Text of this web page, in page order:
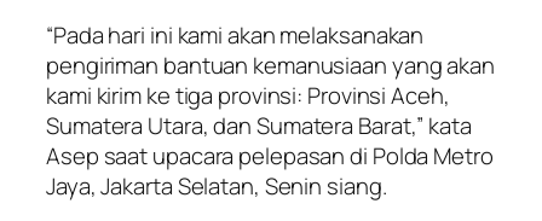
“Pada hari ini kami akan melaksanakan
pengiriman bantuan kemanusiaan yang akan
kami kirim ke tiga provinsi: Provinsi Aceh,
Sumatera Utara, dan Sumatera Barat,” kata
Asep saat upacara pelepasan di Polda Metro
Jaya, Jakarta Selatan, Senin siang.